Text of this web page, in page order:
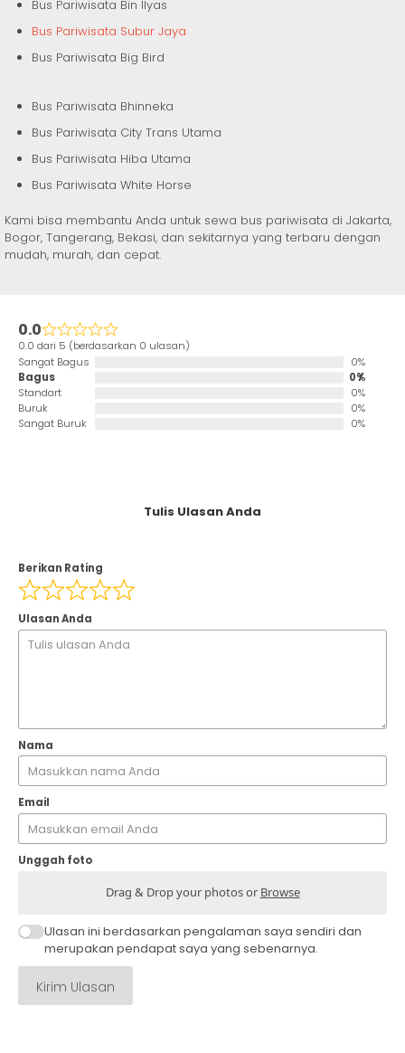
Bus Pariwisata Bin Ilyas
Bus Pariwisata Subur Jaya
Bus Pariwisata Big Bird
Bus Pariwisata Bhinneka
Bus Pariwisata City Trans Utama
Bus Pariwisata Hiba Utama
Bus Pariwisata White Horse
Kami bisa membantu Anda untuk sewa bus pariwisata di Jakarta,
Bogor, Tangerang, Bekasi, dan sekitarnya yang terbaru dengan
mudah, murah, dan cepat.
0.0
0.0 dari 5 (berdasarkan 0 ulasan)
Sangat Bagus
0%
Bagus
0%
Standart
0%
Buruk
0%
Sangat Buruk
0%
Tulis Ulasan Anda
Berikan Rating
Ulasan Anda
Nama
Email
Unggah foto
Drag & Drop your photos or Browse
Ulasan ini berdasarkan pengalaman saya sendiri dan
merupakan pendapat saya yang sebenarnya.
Kirim Ulasan